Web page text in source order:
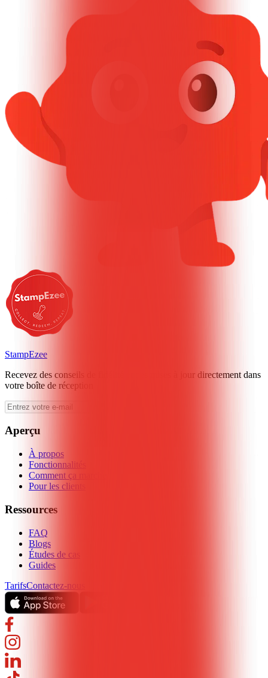
StampEzee
Recevez des conseils de fidélité et des mises à jour directement dans
votre boîte de réception
Aperçu
À propos
Fonctionnalités
Comment ça marche
Pour les clients
Ressources
FAQ
Blogs
Études de cas
Guides
TarifsContactez-nous